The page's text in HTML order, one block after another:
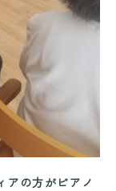
アの方がピアノ